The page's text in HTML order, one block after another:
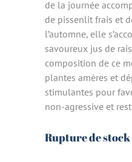
de la journée
de pissenlit frais et
l’automne, elle
savoureux jus de
composition de ce
plantes amères et
stimulantes pour
non-agressive et
Rupture de stock